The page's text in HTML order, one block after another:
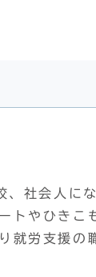
社会人に
トやひきこ
就労支援の